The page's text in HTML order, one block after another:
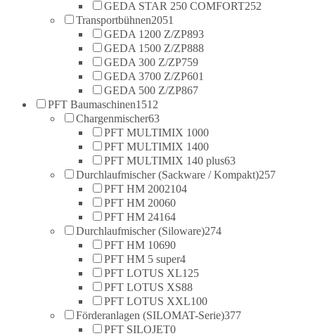
GEDA STAR 250 COMFORT252
Transportbühnen2051
GEDA 1200 Z/ZP893
GEDA 1500 Z/ZP888
GEDA 300 Z/ZP759
GEDA 3700 Z/ZP601
GEDA 500 Z/ZP867
PFT Baumaschinen1512
Chargenmischer63
PFT MULTIMIX 1000
PFT MULTIMIX 1400
PFT MULTIMIX 140 plus63
Durchlaufmischer (Sackware / Kompakt)257
PFT HM 2002104
PFT HM 20060
PFT HM 24164
Durchlaufmischer (Siloware)274
PFT HM 10690
PFT HM 5 super4
PFT LOTUS XL125
PFT LOTUS XS88
PFT LOTUS XXL100
Förderanlagen (SILOMAT-Serie)377
PFT SILOJET0